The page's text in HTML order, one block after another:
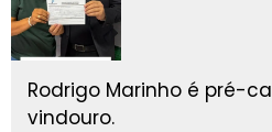
Rodrigo Marinho é pré-
vindouro.